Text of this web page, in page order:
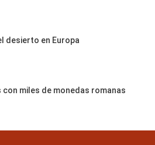
desierto en Europa
con miles de monedas romanas